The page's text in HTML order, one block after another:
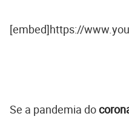
[embed]https://
Se a pandemia do